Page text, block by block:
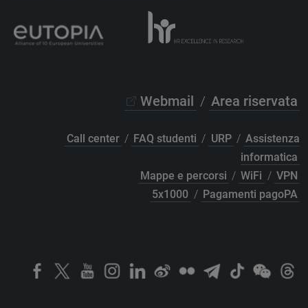
Webmail / Area riservata
Call center / FAQ studenti / URP / Assistenza
informatica
Mappe e percorsi / WiFi / VPN
5x1000 / Pagamenti pagoPA